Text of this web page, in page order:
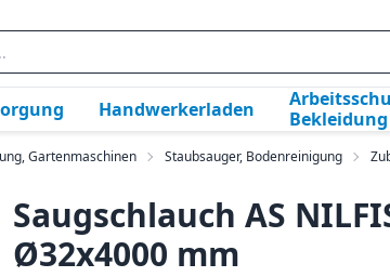
Handwerkerladen
Bekleidung
Gartenmaschinen Staubsauger, Bodenreinigung
Saugschlauch AS
Ø32x4000 mm